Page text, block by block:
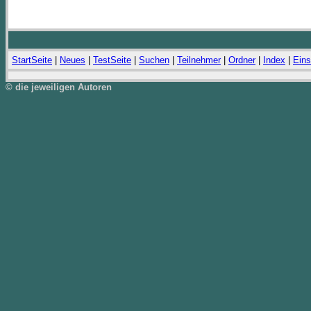
StartSeite Neues TestSeite Suchen Teilnehmer| Ordner| Index
© die jeweiligen Autoren